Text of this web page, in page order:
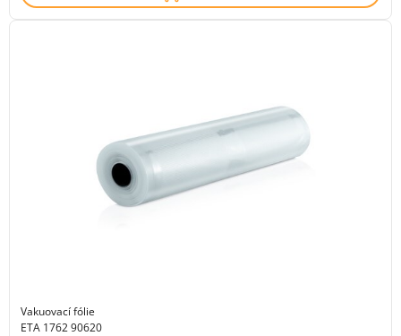
Vakuovací fólie
ETA 1762 90620